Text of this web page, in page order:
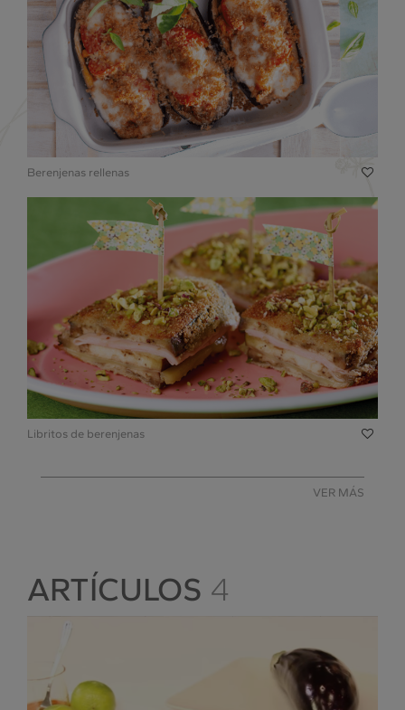
Berenjenas rellenas
Libritos de berenjenas
VER MÁS
ARTÍCULOS 4